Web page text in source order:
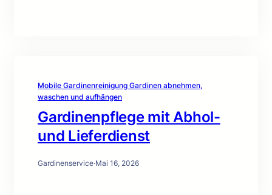
Mobile Gardinenreinigung Gardinen abnehmen,
waschen und aufhängen
Gardinenpflege mit Abhol-
und Lieferdienst
Gardinenservice·Mai 16, 2026